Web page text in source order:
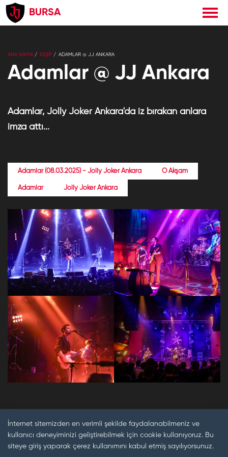
İnternet sitemizden en verimli şekilde faydalanabilmeniz ve
kullanıcı deneyiminizi geliştirebilmek için cookie kullanıyoruz. Bu
siteye giriş yaparak çerez kullanımını kabul etmiş sayılıyorsunuz.
BURSA
ANA SAYFA KEŞİF ADAMLAR @ JJ ANKARA
Adamlar @ JJ Ankara
Adamlar, Jolly Joker Ankara'da iz bırakan anlara
imza attı...
Adamlar (08.03.2025) - Jolly Joker Ankara O Akşam
Adamlar Jolly Joker Ankara
Ücretsiz - Google Play